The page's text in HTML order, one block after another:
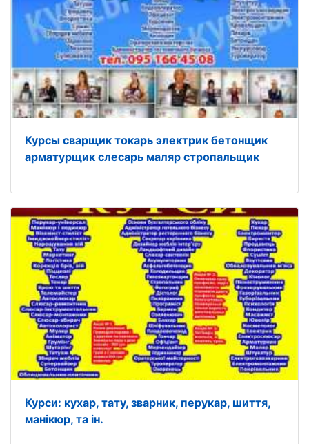
Курсы сварщик токарь электрик бетонщик
арматурщик слесарь маляр стропальщик
Курси: кухар, тату, зварник, перукар, шиття,
манікюр, та ін.